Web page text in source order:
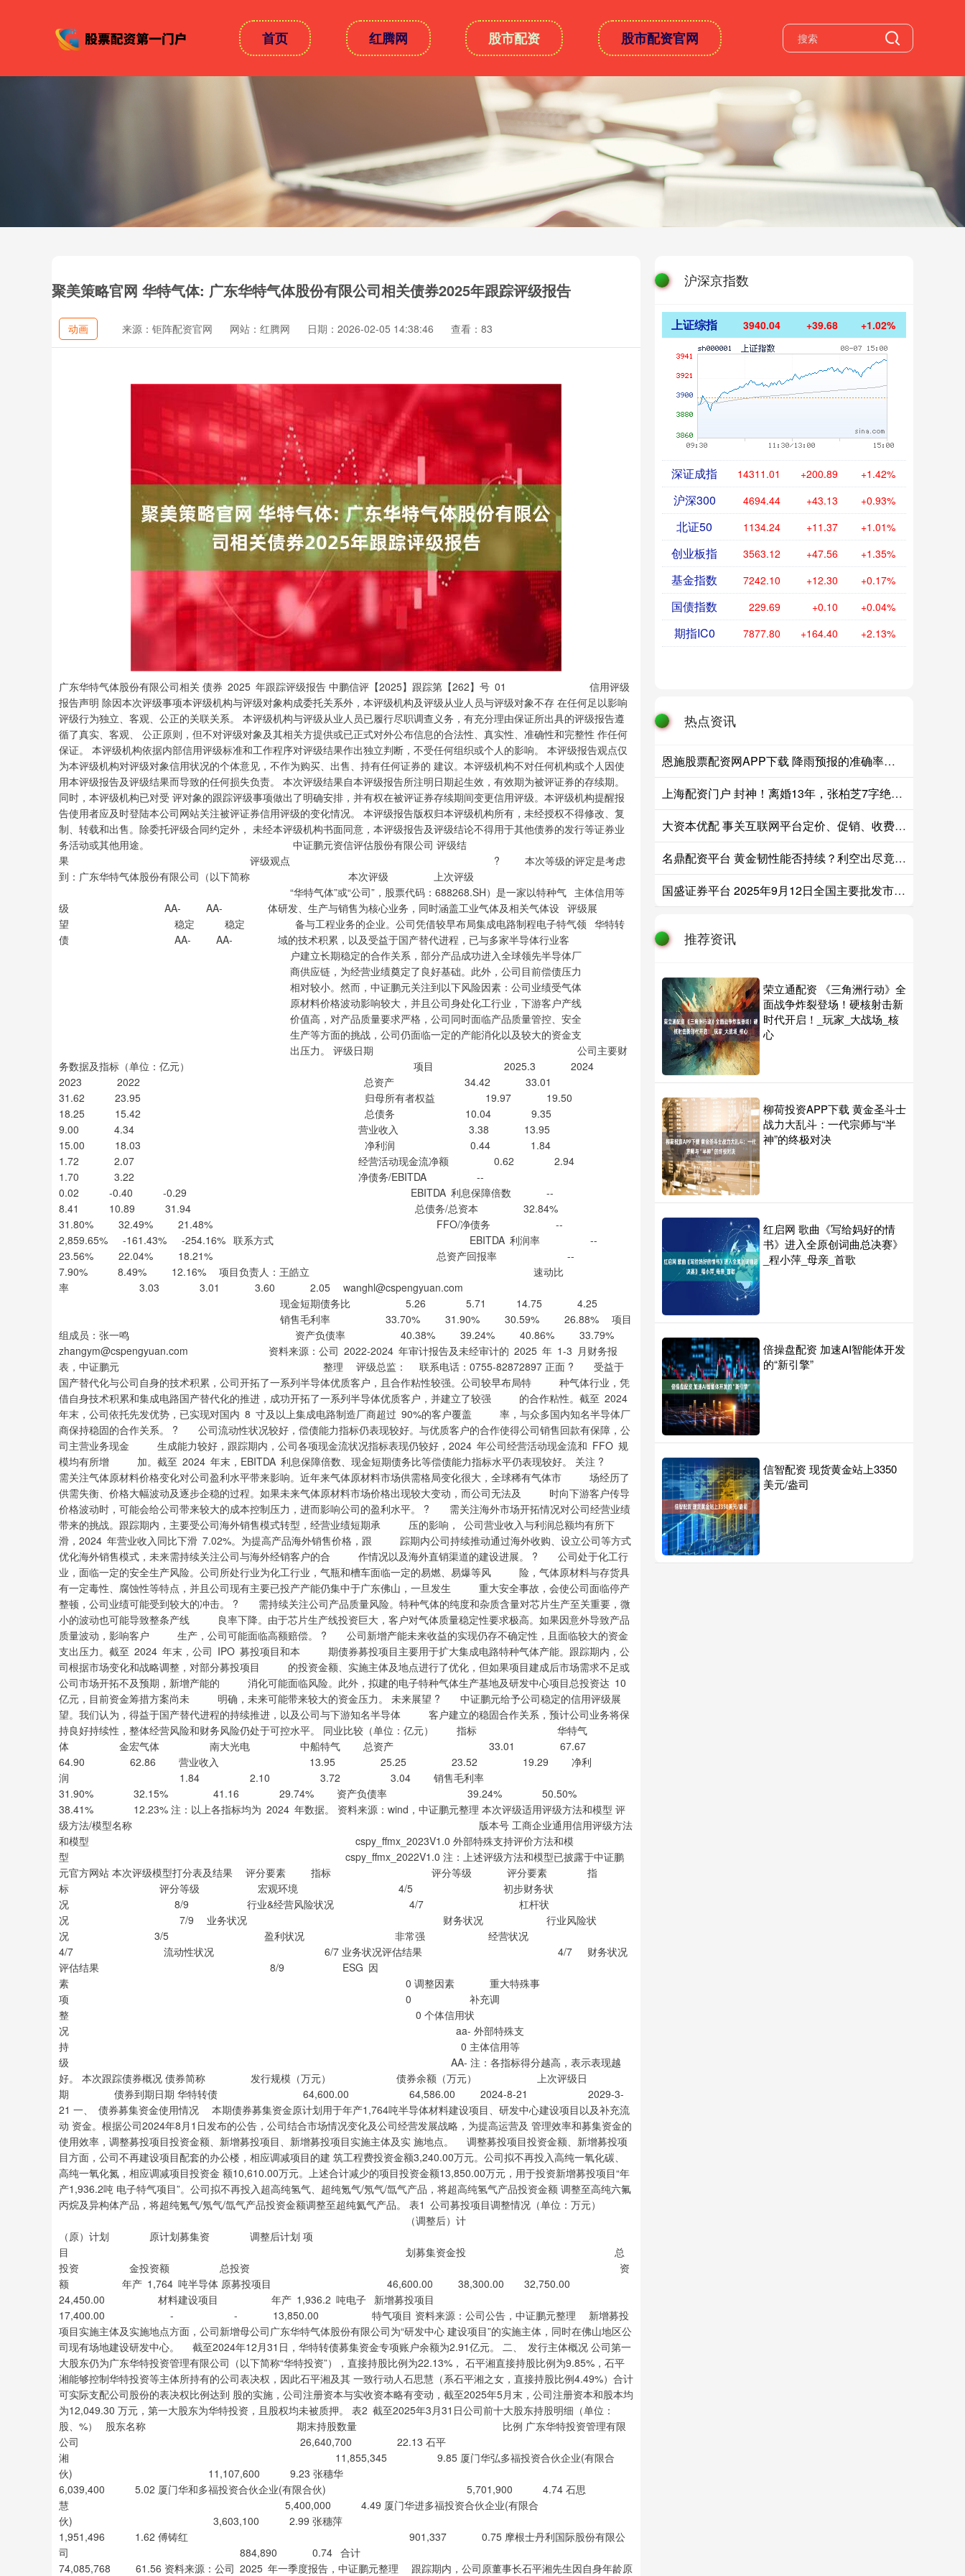
首页 红腾网 股市配资 股市配资官网
聚美策略官网 华特气体: 广东华特气体股份有限公司相关债券2025年跟踪评级报告
动画 来源：钜阵配资官网 网站：红腾网 日期：2026-02-05 14:38:46 查看：83
广东华特气体股份有限公司相关 债券 2025 年跟踪评级报告 中鹏信评【2025】跟踪第【262】号 01 信用评级报告声明 除因本次评级事项本评级机构与评级对象构成委托关系外，本评级机构及评级从业人员与评级对象不存 在任何足以影响评级行为独立、客观、公正的关联关系。 本评级机构与评级从业人员已履行尽职调查义务，有充分理由保证所出具的评级报告遵循了真实、客观、 公正原则，但不对评级对象及其相关方提供或已正式对外公布信息的合法性、真实性、准确性和完整性 作任何保证。 本评级机构依据内部信用评级标准和工作程序对评级结果作出独立判断，不受任何组织或个人的影响。 本评级报告观点仅为本评级机构对评级对象信用状况的个体意见，不作为购买、出售、持有任何证券的 建议。本评级机构不对任何机构或个人因使用本评级报告及评级结果而导致的任何损失负责。 本次评级结果自本评级报告所注明日期起生效，有效期为被评证券的存续期。同时，本评级机构已对受 评对象的跟踪评级事项做出了明确安排，并有权在被评证券存续期间变更信用评级。本评级机构提醒报 告使用者应及时登陆本公司网站关注被评证券信用评级的变化情况。 本评级报告版权归本评级机构所有，未经授权不得修改、复制、转载和出售。除委托评级合同约定外， 未经本评级机构书面同意，本评级报告及评级结论不得用于其他债券的发行等证券业务活动或其他用途。 中证鹏元资信评估股份有限公司 评级结果 评级观点 ? 本次等级的评定是考虑到：广东华特气体股份有限公司（以下简称 本次评级 上次评级 “华特气体”或“公司”，股票代码：688268.SH）是一家以特种气 主体信用等级 AA- AA- 体研发、生产与销售为核心业务，同时涵盖工业气体及相关气体设 评级展望 稳定 稳定 备与工程业务的企业。公司凭借较早布局集成电路制程电子特气领 华特转债 AA- AA- 域的技术积累，以及受益于国产替代进程，已与多家半导体行业客 户建立长期稳定的合作关系，部分产品成功进入全球领先半导体厂 商供应链，为经营业绩奠定了良好基础。此外，公司目前偿债压力 相对较小。然而，中证鹏元关注到以下风险因素：公司业绩受气体 原材料价格波动影响较大，并且公司身处化工行业，下游客户产线 价值高，对产品质量要求严格，公司同时面临产品质量管控、安全 生产等方面的挑战，公司仍面临一定的产能消化以及较大的资金支 出压力。 评级日期 公司主要财务数据及指标（单位：亿元） 项目 2025.3 2024 2023 2022 总资产 34.42 33.01 31.62 23.95 归母所有者权益 19.97 19.50 18.25 15.42 总债务 10.04 9.35 9.00 4.34 营业收入 3.38 13.95 15.00 18.03 净利润 0.44 1.84 1.72 2.07 经营活动现金流净额 0.62 2.94 1.70 3.22 净债务/EBITDA -- 0.02 -0.40 -0.29 EBITDA 利息保障倍数 -- 8.41 10.89 31.94 总债务/总资本 32.84% 31.80% 32.49% 21.48% FFO/净债务 -- 2,859.65% -161.43% -254.16% 联系方式 EBITDA 利润率 -- 23.56% 22.04% 18.21% 总资产回报率 -- 7.90% 8.49% 12.16% 项目负责人：王皓立 速动比率 3.03 3.01 3.60 2.05 wanghl@cspengyuan.com 现金短期债务比 5.26 5.71 14.75 4.25 销售毛利率 33.70% 31.90% 30.59% 26.88% 项目组成员：张一鸣 资产负债率 40.38% 39.24% 40.86% 33.79% zhangym@cspengyuan.com 资料来源：公司 2022-2024 年审计报告及未经审计的 2025 年 1-3 月财务报表，中证鹏元 整理 评级总监： 联系电话：0755-82872897 正面 ? 受益于国产替代化与公司自身的技术积累，公司开拓了一系列半导体优质客户，且合作粘性较强。公司较早布局特 种气体行业，凭借自身技术积累和集成电路国产替代化的推进，成功开拓了一系列半导体优质客户，并建立了较强 的合作粘性。截至 2024 年末，公司依托先发优势，已实现对国内 8 寸及以上集成电路制造厂商超过 90%的客户覆盖 率，与众多国内知名半导体厂商保持稳固的合作关系。 ? 公司流动性状况较好，偿债能力指标仍表现较好。与优质客户的合作使得公司销售回款有保障，公司主营业务现金 生成能力较好，跟踪期内，公司各项现金流状况指标表现仍较好，2024 年公司经营活动现金流和 FFO 规模均有所增 加。截至 2024 年末，EBITDA 利息保障倍数、现金短期债务比等偿债能力指标水平仍表现较好。 关注 ? 需关注气体原材料价格变化对公司盈利水平带来影响。近年来气体原材料市场供需格局变化很大，全球稀有气体市 场经历了供需失衡、价格大幅波动及逐步企稳的过程。如果未来气体原材料市场价格出现较大变动，而公司无法及 时向下游客户传导价格波动时，可能会给公司带来较大的成本控制压力，进而影响公司的盈利水平。 ? 需关注海外市场开拓情况对公司经营业绩带来的挑战。跟踪期内，主要受公司海外销售模式转型，经营业绩短期承 压的影响， 公司营业收入与利润总额均有所下滑，2024 年营业收入同比下滑 7.02%。为提高产品海外销售价格，跟 踪期内公司持续推动通过海外收购、设立公司等方式优化海外销售模式，未来需持续关注公司与海外经销客户的合 作情况以及海外直销渠道的建设进展。 ? 公司处于化工行业，面临一定的安全生产风险。公司所处行业为化工行业，气瓶和槽车面临一定的易燃、易爆等风 险，气体原材料与存货具有一定毒性、腐蚀性等特点，并且公司现有主要已投产产能仍集中于广东佛山，一旦发生 重大安全事故，会使公司面临停产整顿，公司业绩可能受到较大的冲击。 ? 需持续关注公司产品质量风险。特种气体的纯度和杂质含量对芯片生产至关重要，微小的波动也可能导致整条产线 良率下降。由于芯片生产线投资巨大，客户对气体质量稳定性要求极高。如果因意外导致产品质量波动，影响客户 生产，公司可能面临高额赔偿。 ? 公司新增产能未来收益的实现仍存不确定性，且面临较大的资金支出压力。截至 2024 年末，公司 IPO 募投项目和本 期债券募投项目主要用于扩大集成电路特种气体产能。跟踪期内，公司根据市场变化和战略调整，对部分募投项目 的投资金额、实施主体及地点进行了优化，但如果项目建成后市场需求不足或公司市场开拓不及预期，新增产能的 消化可能面临风险。此外，拟建的电子特种气体生产基地及研发中心项目总投资达 10 亿元，目前资金筹措方案尚未 明确，未来可能带来较大的资金压力。 未来展望 ? 中证鹏元给予公司稳定的信用评级展望。我们认为，得益于国产替代进程的持续推进，以及公司与下游知名半导体 客户建立的稳固合作关系，预计公司业务将保持良好持续性，整体经营风险和财务风险仍处于可控水平。 同业比较（单位：亿元） 指标 华特气体 金宏气体 南大光电 中船特气 总资产 33.01 67.67 64.90 62.86 营业收入 13.95 25.25 23.52 19.29 净利润 1.84 2.10 3.72 3.04 销售毛利率 31.90% 32.15% 41.16 29.74% 资产负债率 39.24% 50.50% 38.41% 12.23% 注：以上各指标均为 2024 年数据。 资料来源：wind，中证鹏元整理 本次评级适用评级方法和模型 评级方法/模型名称 版本号 工商企业通用信用评级方法和模型 cspy_ffmx_2023V1.0 外部特殊支持评价方法和模型 cspy_ffmx_2022V1.0 注：上述评级方法和模型已披露于中证鹏元官方网站 本次评级模型打分表及结果 评分要素 指标 评分等级 评分要素 指标 评分等级 宏观环境 4/5 初步财务状况 8/9 行业&经营风险状况 4/7 杠杆状况 7/9 业务状况 财务状况 行业风险状况 3/5 盈利状况 非常强 经营状况 4/7 流动性状况 6/7 业务状况评估结果 4/7 财务状况评估结果 8/9 ESG 因素 0 调整因素 重大特殊事项 0 补充调整 0 个体信用状况 aa- 外部特殊支持 0 主体信用等级 AA- 注：各指标得分越高，表示表现越好。 本次跟踪债券概况 债券简称 发行规模（万元） 债券余额（万元） 上次评级日期 债券到期日期 华特转债 64,600.00 64,586.00 2024-8-21 2029-3-21 一、 债券募集资金使用情况 本期债券募集资金原计划用于年产1,764吨半导体材料建设项目、研发中心建设项目以及补充流动 资金。根据公司2024年8月1日发布的公告，公司结合市场情况变化及公司经营发展战略，为提高运营及 管理效率和募集资金的使用效率，调整募投项目投资金额、新增募投项目、新增募投项目实施主体及实 施地点。 调整募投项目投资金额、新增募投项目方面，公司不再建设项目配套的办公楼，相应调减项目的建 筑工程费投资金额3,240.00万元。公司拟不再投入高纯一氧化碳、高纯一氧化氮，相应调减项目投资金 额10,610.00万元。上述合计减少的项目投资金额13,850.00万元，用于投资新增募投项目“年产1,936.2吨 电子特气项目”。公司拟不再投入超高纯氢气、超纯氪气/氖气/氙气产品，将超高纯氢气产品投资金额 调整至高纯六氟丙烷及异构体产品，将超纯氪气/氖气/氙气产品投资金额调整至超纯氦气产品。 表1 公司募投项目调整情况（单位：万元） （调整后）计 （原）计划 原计划募集资 调整后计划 项目 划募集资金投 总投资 金投资额 总投资 资额 年产 1,764 吨半导体 原募投项目 46,600.00 38,300.00 32,750.00 24,450.00 材料建设项目 年产 1,936.2 吨电子 新增募投项目 17,400.00 - - 13,850.00 特气项目 资料来源：公司公告，中证鹏元整理 新增募投项目实施主体及实施地点方面，公司新增母公司广东华特气体股份有限公司为“研发中心 建设项目”的实施主体，同时在佛山地区公司现有场地建设研发中心。 截至2024年12月31日，华特转债募集资金专项账户余额为2.91亿元。 二、 发行主体概况 公司第一大股东仍为广东华特投资管理有限公司（以下简称“华特投资”），直接持股比例为22.13%， 石平湘直接持股比例为9.85%，石平湘能够控制华特投资等主体所持有的公司表决权，因此石平湘及其 一致行动人石思慧（系石平湘之女，直接持股比例4.49%）合计可实际支配公司股份的表决权比例达到 股的实施，公司注册资本与实收资本略有变动，截至2025年5月末，公司注册资本和股本均为12,049.30 万元，第一大股东为华特投资，且股权均未被质押。 表2 截至2025年3月31日公司前十大股东持股明细（单位：股、%） 股东名称 期末持股数量 比例 广东华特投资管理有限公司 26,640,700 22.13 石平湘 11,855,345 9.85 厦门华弘多福投资合伙企业(有限合伙) 11,107,600 9.23 张穗华 6,039,400 5.02 厦门华和多福投资合伙企业(有限合伙) 5,701,900 4.74 石思慧 5,400,000 4.49 厦门华进多福投资合伙企业(有限合伙) 3,603,100 2.99 张穗萍 1,951,496 1.62 傅铸红 901,337 0.75 摩根士丹利国际股份有限公司 884,890 0.74 合计 74,085,768 61.56 资料来源：公司 2025 年一季度报告，中证鹏元整理 跟踪期内，公司原董事长石平湘先生因自身年龄原因，申请不再担任公司董事长及董事会战略委员 会召集人（主任委员）职务，经公司董事会选举，由公司副董事长石思慧女士担任公司董事长，石平湘 先生担任副董事长。 跟踪期内，公司的主营业务以特种气体的研发、生产与销售为核心，辅以工业气体和相关气体设备 与工程业务。2024年公司合并范围内新增1家子公司，无子公司减少情况，具体见下表所示。截至2024 年末，纳入公司合并报表范围内的子公司共25家，详见附录三。 表3 2024年公司合并报表范围变化情况（单位：万元） 新纳入公司合并范围的子公司情况 子公司名称 持股比例 注册资本 业务性质 合并方式 广东库思科技有限公司 83.84% 700.00 工程和技术研究和试验发展 购买 资料来源：公开信息，公司 2024 年年度报告，中证鹏元整理 三、 运营环境 宏观经济和政策环境 需，推动经济平稳向上、结构向优 平。一揽子存量政策和增量政策持续发力、靠前发力，效果逐步显现。生产需求继续恢复，结构有所分 化，工业生产和服务业较快增长，“抢出口”效应加速释放，制造业投资延续高景气，基建投资保持韧 性，消费超预期增长，房地产投资低位探底。经济转型过程中存在矛盾和阵痛，但也不乏亮点，新质生 产力和高
沪深京指数
上证综指 3940.04 +39.68 +1.02%
深证成指 14311.01 +200.89 +1.42%
沪深300 4694.44 +43.13 +0.93%
北证50 1134.24 +11.37 +1.01%
创业板指 3563.12 +47.56 +1.35%
基金指数 7242.10 +12.30 +0.17%
国债指数 229.69 +0.10 +0.04%
期指IC0 7877.80 +164.40 +2.13%
热点资讯
恩施股票配资网APP下载 降雨预报的准确率有多高?中央气象台回应
上海配资门户 封神！离婚13年，张柏芝7字绝杀：谢霆锋输透，王菲输得最惨
大资本优配 事关互联网平台定价、促销、收费等行为，重要新规印发！
名鼎配资平台 黄金韧性能否持续？利空出尽竟不跌，央行还能撑多久？
国盛证券平台 2025年9月12日全国主要批发市场青提子价格行情
推荐资讯
荣立通配资 《三角洲行动》全
面战争炸裂登场！硬核射击新
时代开启！_玩家_大战场_核
心
柳荷投资APP下载 黄金圣斗士
战力大乱斗：一代宗师与“半
神”的终极对决
红启网 歌曲《写给妈好的情
书》进入全原创词曲总决赛》
_程小萍_母亲_首歌
倍操盘配资 加速AI智能体开发
的“新引擎”
信智配资 现货黄金站上3350
美元/盎司